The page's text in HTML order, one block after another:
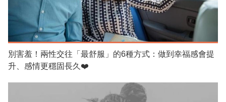
別害羞！兩性交往「最舒服」的6種方式：做到幸福感會提
升、感情更穩固長久❤️